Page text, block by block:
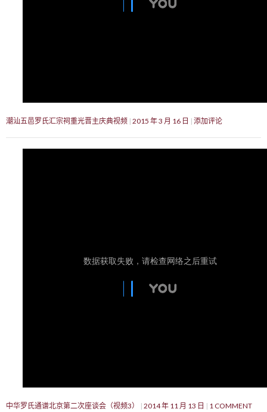
潮汕五邑罗氏汇宗祠重光晋主庆典视频 2015 年 3 月 16 日 添加评论
中华罗氏通谱北京第二次座谈会（视频3） 2014 年 11 月 13 日 1 COMMENT